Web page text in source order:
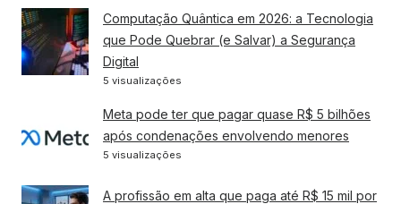
Computação Quântica em 2026: a Tecnologia
que Pode Quebrar (e Salvar) a Segurança
Digital
5 visualizações
Meta pode ter que pagar quase R$ 5 bilhões
após condenações envolvendo menores
5 visualizações
A profissão em alta que paga até R$ 15 mil por